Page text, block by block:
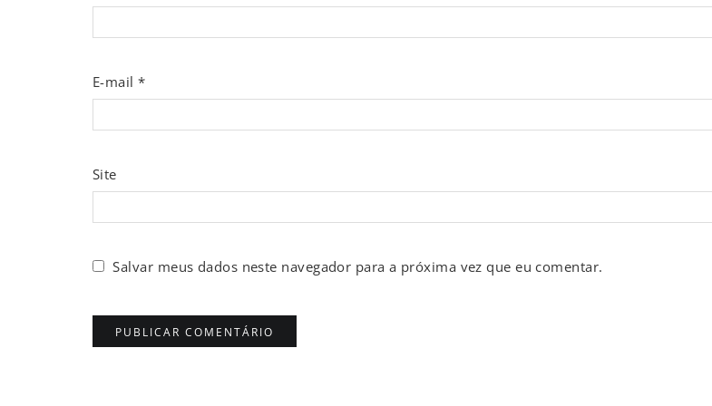
E-mail*
Site
Salvar meus dados neste navegador para a próxima vez que eu comentar.